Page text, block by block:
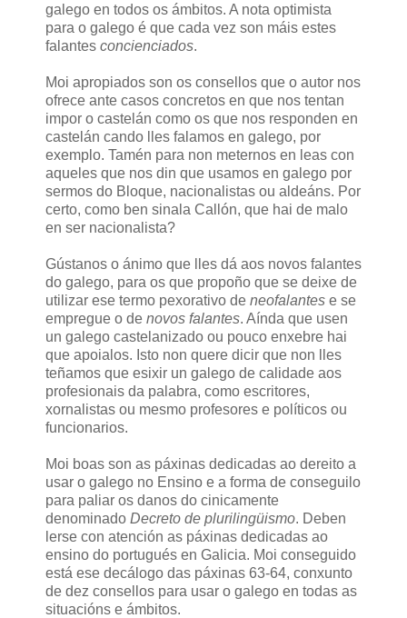
galego en todos os ámbitos. A nota optimista
para o galego é que cada vez son máis estes
falantes concienciados.
Moi apropiados son os consellos que o autor nos
ofrece ante casos concretos en que nos tentan
impor o castelán como os que nos responden en
castelán cando lles falamos en galego, por
exemplo. Tamén para non meternos en leas con
aqueles que nos din que usamos en galego por
sermos do Bloque, nacionalistas ou aldeáns. Por
certo, como ben sinala Callón, que hai de malo
en ser nacionalista?
Gústanos o ánimo que lles dá aos novos falantes
do galego, para os que propoño que se deixe de
utilizar ese termo pexorativo de neofalantes e se
empregue o de novos falantes. Aínda que usen
un galego castelanizado ou pouco enxebre hai
que apoialos. Isto non quere dicir que non lles
teñamos que esixir un galego de calidade aos
profesionais da palabra, como escritores,
xornalistas ou mesmo profesores e políticos ou
funcionarios.
Moi boas son as páxinas dedicadas ao dereito a
usar o galego no Ensino e a forma de conseguilo
para paliar os danos do cinicamente
denominado Decreto de plurilingüismo. Deben
lerse con atención as páxinas dedicadas ao
ensino do portugués en Galicia. Moi conseguido
está ese decálogo das páxinas 63-64, conxunto
de dez consellos para usar o galego en todas as
situacións e ámbitos.